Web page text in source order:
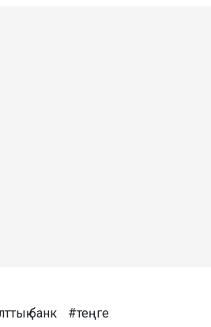
банк
#теңге